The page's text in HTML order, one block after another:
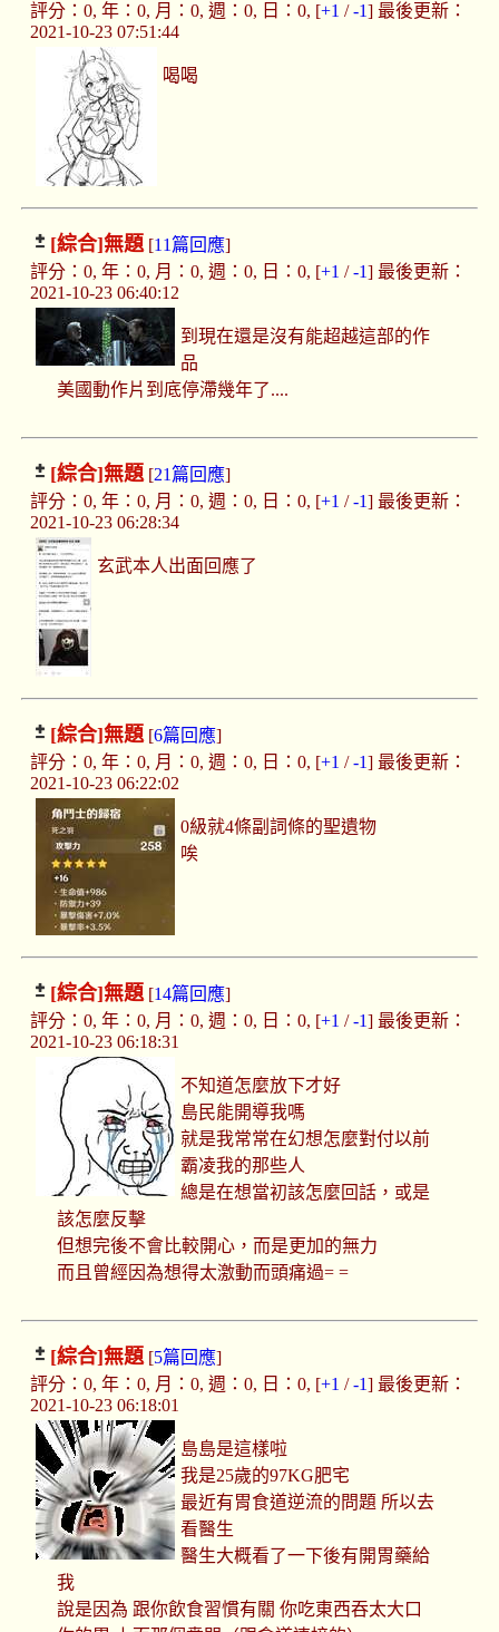
評分：0, 年：0, 月：0, 週：0, 日：0, [+1 /-1] 最後更新：
2021-10-23 07:51:44
喝喝
[綜合]無題[11篇回應]
評分：0, 年：0, 月：0, 週：0, 日：0, [+1 /-1] 最後更新：
2021-10-23 06:40:12
到現在還是沒有能超越這部的作
品
美國動作片到底停滯幾年了....
[綜合]無題[21篇回應]
評分：0, 年：0, 月：0, 週：0, 日：0, [+1 /-1] 最後更新：
2021-10-23 06:28:34
玄武本人出面回應了
[綜合]無題[6篇回應]
評分：0, 年：0, 月：0, 週：0, 日：0, [+1 /-1] 最後更新：
2021-10-23 06:22:02
0級就4條副詞條的聖遺物
唉
[綜合]無題[14篇回應]
評分：0, 年：0, 月：0, 週：0, 日：0, [+1 /-1] 最後更新：
2021-10-23 06:18:31
不知道怎麼放下才好
島民能開導我嗎
就是我常常在幻想怎麼對付以前
霸凌我的那些人
總是在想當初該怎麼回話，或是
該怎麼反擊
但想完後不會比較開心，而是更加的無力
而且曾經因為想得太激動而頭痛過= =
[綜合]無題[5篇回應]
評分：0, 年：0, 月：0, 週：0, 日：0, [+1 /-1] 最後更新：
2021-10-23 06:18:01
島島是這樣啦
我是25歲的97KG肥宅
最近有胃食道逆流的問題 所以去
看醫生
醫生大概看了一下後有開胃藥給
我
說是因為 跟你飲食習慣有關 你吃東西吞太大口